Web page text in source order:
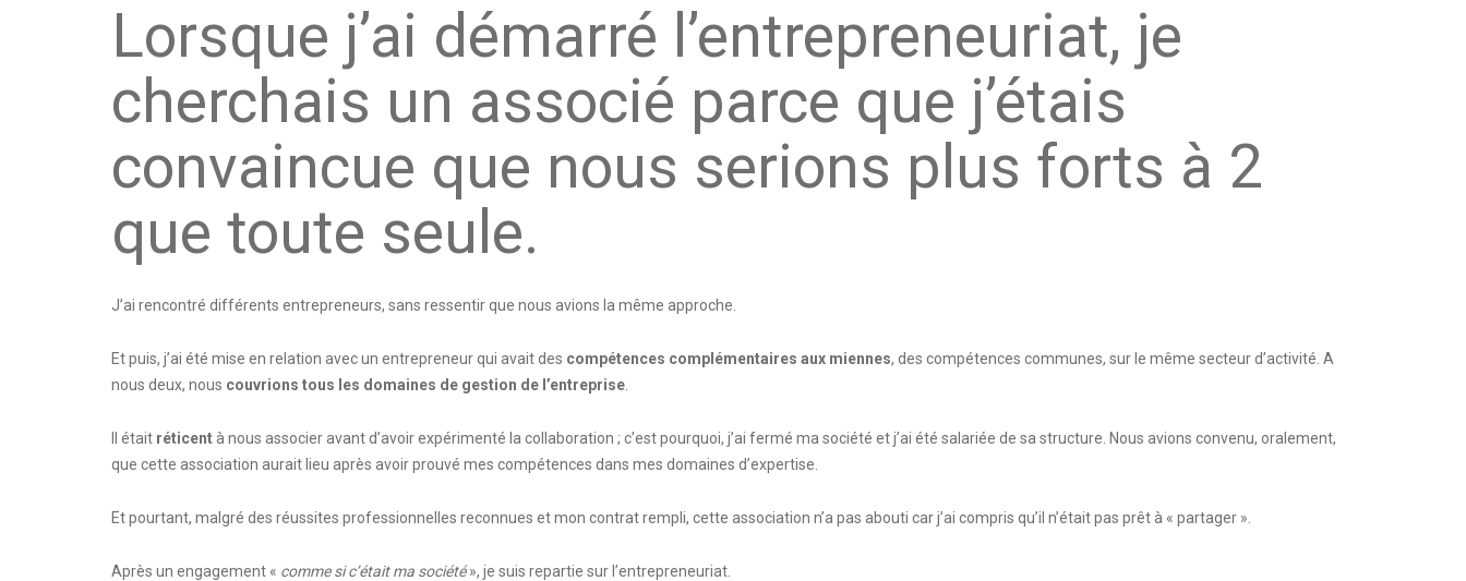
Lorsque j’ai démarré l’entrepreneuriat, je
cherchais un associé parce que j’étais
convaincue que nous serions plus forts à 2
que toute seule.
J’ai rencontré différents entrepreneurs, sans ressentir que nous avions la même approche.
Et puis, j’ai été mise en relation avec un entrepreneur qui avait des compétences complémentaires aux miennes, des compétences communes, sur le même secteur d’activité. A
nous deux, nous couvrions tous les domaines de gestion de l’entreprise
Il était réticent à nous associer avant d’avoir expérimenté la collaboration ; c’est pourquoi, j’ai fermé ma société et j’ai été salariée de sa structure. Nous avions convenu, oralement,
que cette association aurait lieu après avoir prouvé mes compétences dans mes domaines d’expertise.
Et pourtant, malgré des réussites professionnelles reconnues et mon contrat rempli, cette association n’a pas abouti car j’ai compris qu’il n’était pas prêt à « partager ».
Après un engagement « comme si c’était ma société», je suis repartie sur l’entrepreneuriat.